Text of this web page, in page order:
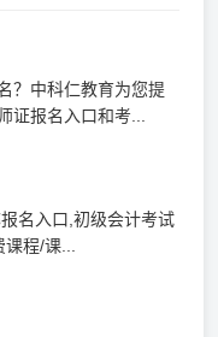
？中科仁教育为您提
证报名入口和考...
名入口,初级会计考试
程/课...